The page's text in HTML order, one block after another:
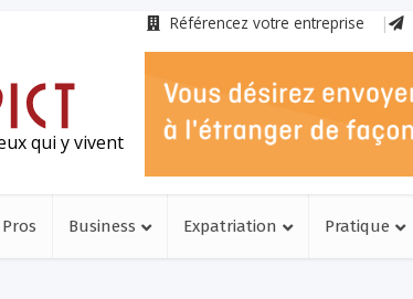
Référencez votre entreprise
qui y vivent
Business Expatriation Pratique